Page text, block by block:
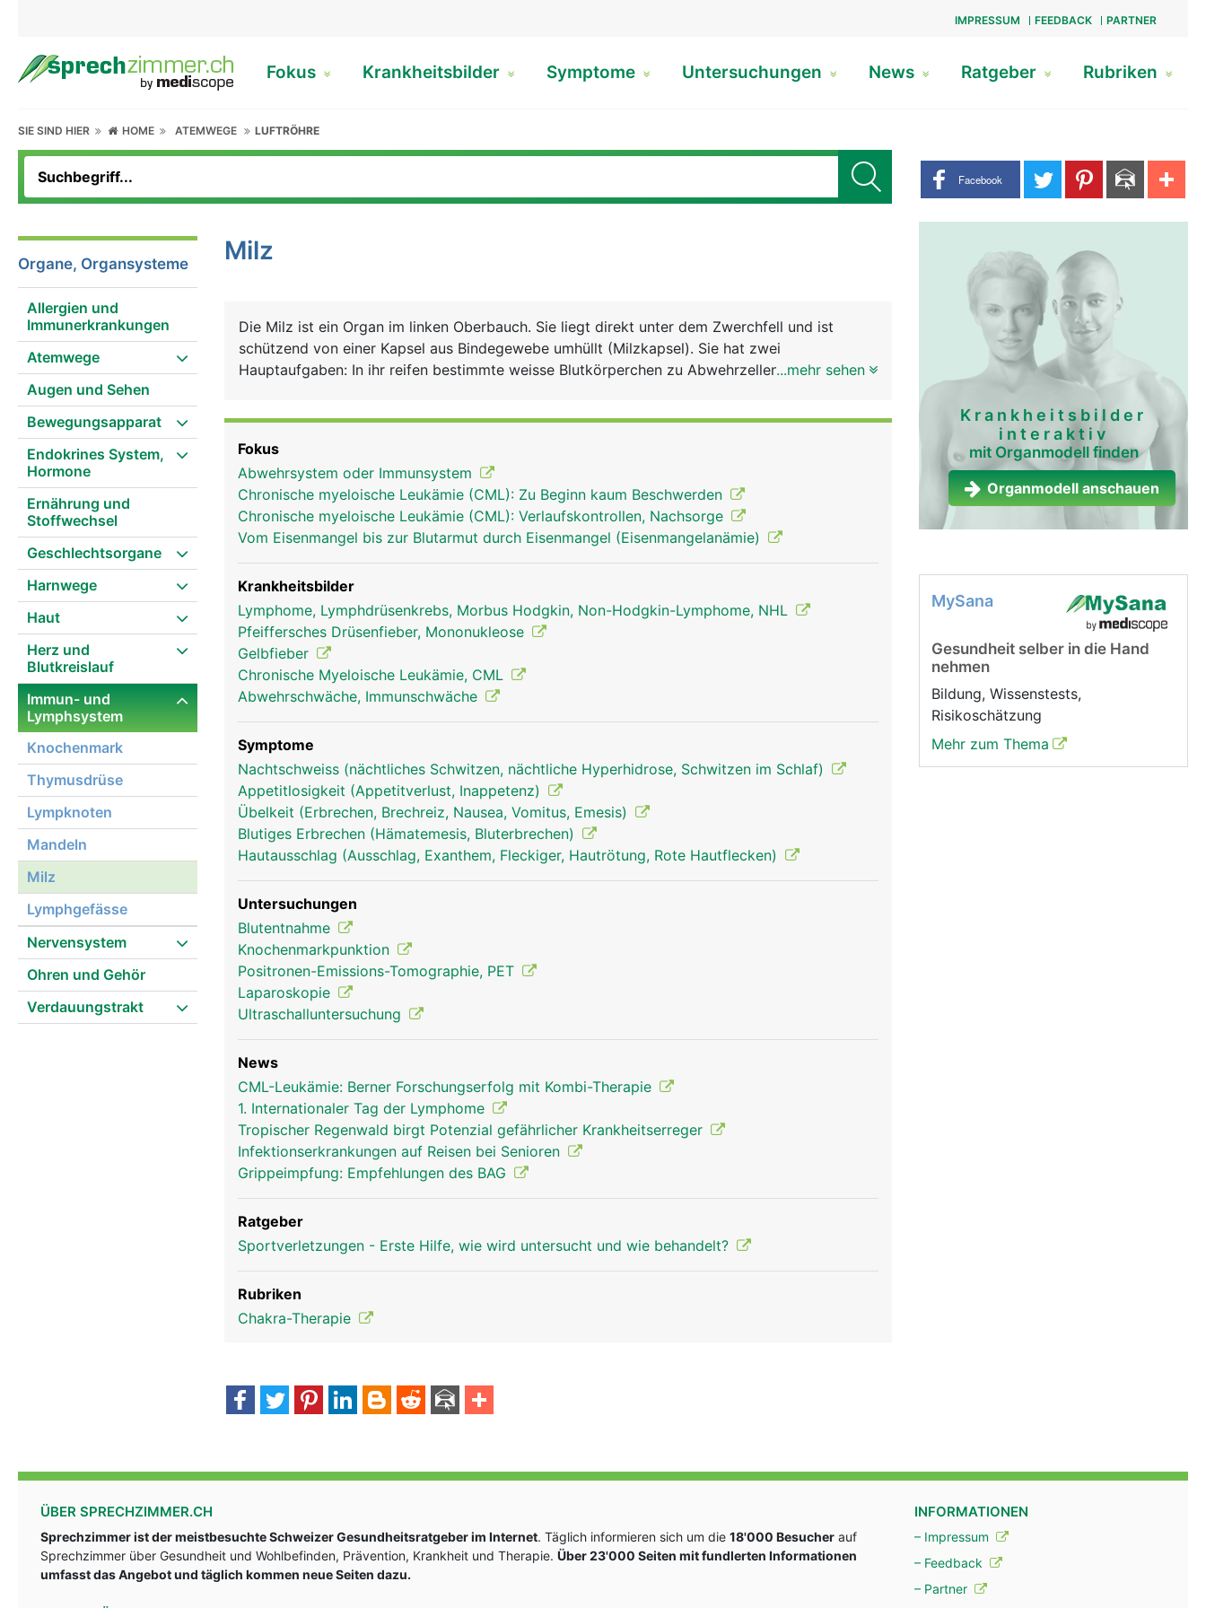
IMPRESSUM FEEDBACK PARTNER
Fokus Krankheitsbilder Symptome Untersuchungen News Ratgeber Rubriken
SIE SIND HIER HOME ATEMWEGE LUFTRÖHRE
Share buttons
Facebook
Organe, Organsysteme
Allergien und
Immunerkrankungen
Atemwege
Augen und Sehen
Bewegungsapparat
Endokrines System,
Hormone
Ernährung und
Stoffwechsel
Geschlechtsorgane
Harnwege
Haut
Herz und
Blutkreislauf
Immun- und
Lymphsystem
Knochenmark
Thymusdrüse
Lympknoten
Mandeln
Milz
Lymphgefässe
Nervensystem
Ohren und Gehör
Verdauungstrakt
Milz
Die Milz ist ein Organ im linken Oberbauch. Sie liegt direkt unter dem Zwerchfell und ist
schützend von einer Kapsel aus Bindegewebe umhüllt (Milzkapsel). Sie hat zwei
Hauptaufgaben: In ihr reifen bestimmte weisse Blutkörperchen zu Abwehrzellen des
aussortiert und abgebaut.
milz frau milz mann
...mehr sehen
Fokus
Abwehrsystem oder Immunsystem
Chronische myeloische Leukämie (CML): Zu Beginn kaum Beschwerden
Chronische myeloische Leukämie (CML): Verlaufskontrollen, Nachsorge
Vom Eisenmangel bis zur Blutarmut durch Eisenmangel (Eisenmangelanämie)
Krankheitsbilder
Lymphome, Lymphdrüsenkrebs, Morbus Hodgkin, Non-Hodgkin-Lymphome, NHL
Pfeiffersches Drüsenfieber, Mononukleose
Gelbfieber
Chronische Myeloische Leukämie, CML
Abwehrschwäche, Immunschwäche
Symptome
Nachtschweiss (nächtliches Schwitzen, nächtliche Hyperhidrose, Schwitzen im Schlaf)
Appetitlosigkeit (Appetitverlust, Inappetenz)
Übelkeit (Erbrechen, Brechreiz, Nausea, Vomitus, Emesis)
Blutiges Erbrechen (Hämatemesis, Bluterbrechen)
Hautausschlag (Ausschlag, Exanthem, Fleckiger, Hautrötung, Rote Hautflecken)
Untersuchungen
Blutentnahme
Knochenmarkpunktion
Positronen-Emissions-Tomographie, PET
Laparoskopie
Ultraschalluntersuchung
News
CML-Leukämie: Berner Forschungserfolg mit Kombi-Therapie
1. Internationaler Tag der Lymphome
Tropischer Regenwald birgt Potenzial gefährlicher Krankheitserreger
Infektionserkrankungen auf Reisen bei Senioren
Grippeimpfung: Empfehlungen des BAG
Ratgeber
Sportverletzungen - Erste Hilfe, wie wird untersucht und wie behandelt?
Rubriken
Chakra-Therapie
Krankheitsbilder
interaktiv
mit Organmodell finden
Organmodell anschauen
MySana
Gesundheit selber in die Hand
nehmen
Bildung, Wissenstests,
Risikoschätzung
Mehr zum Thema
ÜBER SPRECHZIMMER.CH
Sprechzimmer ist der meistbesuchte Schweizer Gesundheitsratgeber im Internet. Täglich informieren sich um die 18'000 Besucher auf
Sprechzimmer über Gesundheit und Wohlbefinden, Prävention, Krankheit und Therapie. Über 23'000 Seiten mit fundlerten Informationen
umfasst das Angebot und täglich kommen neue Seiten dazu.
INFORMATIONEN
– Impressum
– Feedback
– Partner